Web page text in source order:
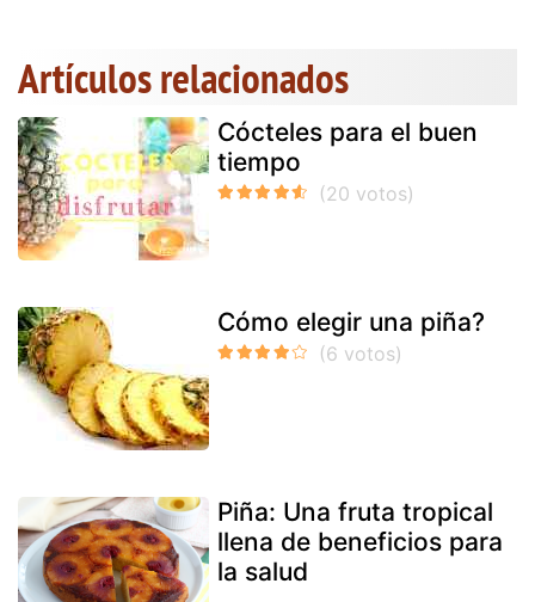
Artículos relacionados
Cócteles para el buen
tiempo
Cómo elegir una piña?
Piña: Una fruta tropical
llena de beneficios para
la salud